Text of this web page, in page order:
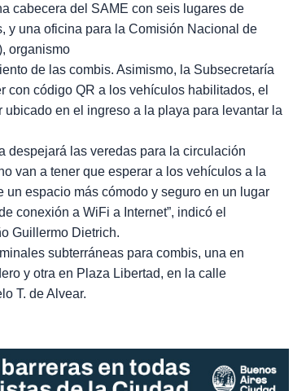
cabecera del SAME con seis lugares de
y una oficina para la Comisión Nacional de
organismo
de las combis. Asimismo, la Subsecretaría
con código QR a los vehículos habilitados, el
ubicado en el ingreso a la playa para levantar la
despejará las veredas para la circulación
van a tener que esperar a los vehículos a la
un espacio más cómodo y seguro en un lugar
conexión a WiFi a Internet”, indicó el
Guillermo Dietrich.
subterráneas para combis, una en
y otra en Plaza Libertad, en la calle
T. de Alvear.